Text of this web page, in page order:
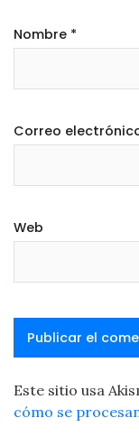
Nombre *
Correo
Web
Este sitio usa
cómo se